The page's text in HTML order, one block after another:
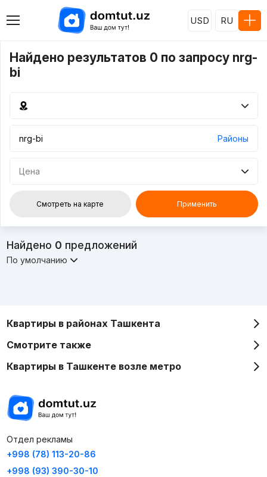
USD RU
Найдено результатов 0 по запросу nrg-
bi
Районы
Цена
Смотреть на карте Применить
Найдено 0 предложений
По умолчанию
Квартиры в районах Ташкента
Смотрите также
Квартиры в Ташкенте возле метро
Отдел рекламы
+998 (78) 113-20-86
+998 (93) 390-30-10